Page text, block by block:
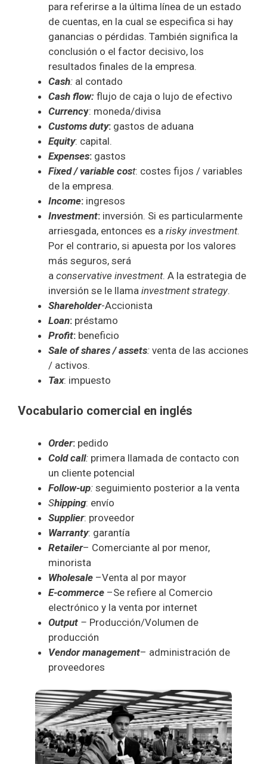
para referirse a la última línea de un estado
de cuentas, en la cual se especifica si hay
ganancias o pérdidas. También significa la
conclusión o el factor decisivo, los
resultados finales de la empresa.
Cash: al contado
Cash flow: flujo de caja o lujo de efectivo
Currency: moneda/divisa
Customs duty: gastos de aduana
Equity: capital.
Expenses: gastos
Fixed / variable cost: costes fijos / variables
de la empresa.
Income: ingresos
Investment: inversión. Si es particularmente
arriesgada, entonces es a risky investment.
Por el contrario, si apuesta por los valores
más seguros, será
a conservative investment. A la estrategia de
inversión se le llama investment strategy.
Shareholder-Accionista
Loan: préstamo
Profit: beneficio
Sale of shares / assets: venta de las acciones
/ activos.
Tax: impuesto
Vocabulario comercial en inglés
Order: pedido
Cold call: primera llamada de contacto con
un cliente potencial
Follow-up: seguimiento posterior a la venta
Shipping: envío
Supplier: proveedor
Warranty: garantía
Retailer– Comerciante al por menor,
minorista
Wholesale –Venta al por mayor
E-commerce –Se refiere al Comercio
electrónico y la venta por internet
Output – Producción/Volumen de
producción
Vendor management– administración de
proveedores